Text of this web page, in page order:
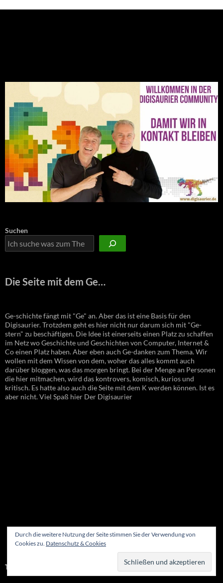
Suchen
Die Seite mit dem Ge…
Ge-schichte fängt mit "Ge" an. Aber das ist eine Basis für den
Digisaurier. Trotzdem geht es hier nicht nur darum sich mit "Ge-
stern" zu beschäftigen. Die Idee ist einerseits einen Platz zu schaffen
im Netz wo Geschichte und Geschichten von Computer, Internet &
Co einen Platz haben. Aber eben auch Ge-danken zum Thema. Wir
wollen mit dem Wissen von dem, woher das alles kommt auch
darüber bloggen, was das morgen bringt. Bei der Menge an Personen
die hier mitmachen, wird das kontrovers, komisch, kurios und
kritisch. Es hatte also auch die Seite mit dem K werden können. Ist es
aber nicht. Viel Spaß hier Der Digisaurier
TRANSPARENZHINWEIS: KI-EINSATZ BEI DIGISAURIER
Durch die weitere Nutzung der Seite stimmen Sie der Verwendung von
Cookies zu. Datenschutz & Cookies